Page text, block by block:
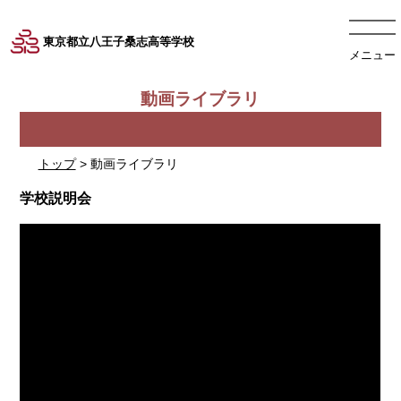
東京都立八王子桑志高等学校
メニュー
トップ> 動画ライブラリ
動画ライブラリ
学校説明会